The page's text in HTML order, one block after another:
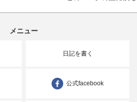
メニュー
日記を書く
公式facebook